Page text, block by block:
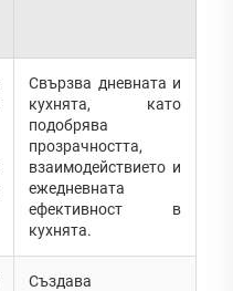
Свързва дневната и
кухнята, като
подобрява
прозрачността,
взаимодействието и
ежедневната
ефективност в
кухнята.
Създава